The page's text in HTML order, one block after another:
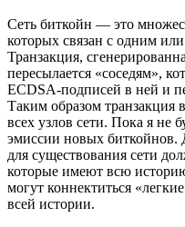
Сеть биткойн — это
которых связан с одним
Транзакция,
пересылается «соседям»,
ECDSA-подписей в ней и
Таким образом транзакция
всех узлов сети. Пока я не
эмиссии новых биткойнов.
для существования сети
которые имеют всю
могут коннектиться
всей истории.